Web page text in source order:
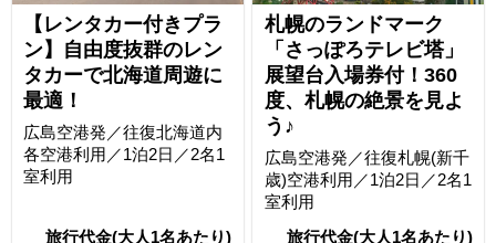
【レンタカー付きプラ
ン】自由度抜群のレン
タカーで北海道周遊に
最適！
広島空港発／往復北海道内
各空港利用／1泊2日／2名1
室利用
札幌のランドマーク
「さっぽろテレビ塔」
展望台入場券付！360
度、札幌の絶景を見よ
う♪
広島空港発／往復札幌(新千
歳)空港利用／1泊2日／2名1
室利用